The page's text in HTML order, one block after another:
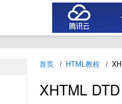
首页 HTML教程
XHTML